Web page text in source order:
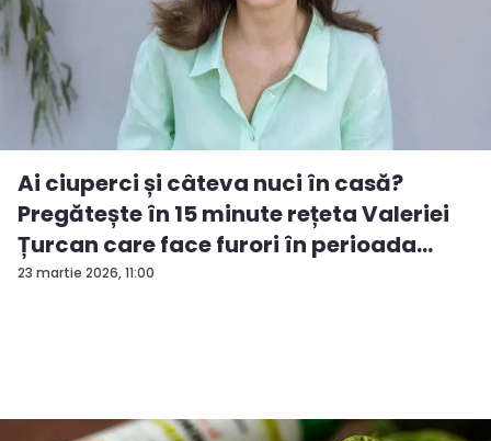
23 martie 2026, 11:00
Ai ciuperci și câteva nuci în casă?
Pregătește în 15 minute rețeta Valeriei
Țurcan care face furori în perioada
pos...